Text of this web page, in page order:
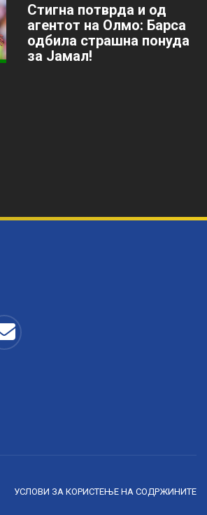
Стигна потврда и од
агентот на Олмо: Барса
одбила страшна понуда
за Јамал!
УСЛОВИ ЗА КОРИСТЕЊЕ НА СОДРЖИНИТЕ